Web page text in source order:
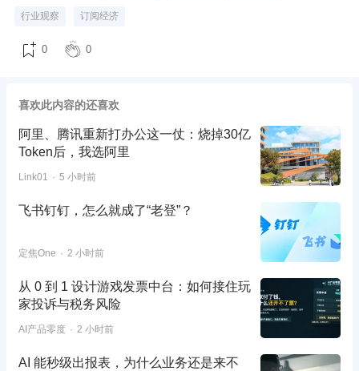
行业观察 订阅经济
0 0
喜欢此内容的还喜欢
阿里、腾讯重新打办公这一仗：烧掉30亿
Token后，我选阿里
Link01 5 小时前
飞书钉钉，怎么就成了“老登”？
定焦One 2 小时前
从 0 到 1 设计游戏发票中台：如何接住玩
家投诉与税务风险
AI产品零度 2 小时前
AI 能秒级出报表，为什么业务还是来不